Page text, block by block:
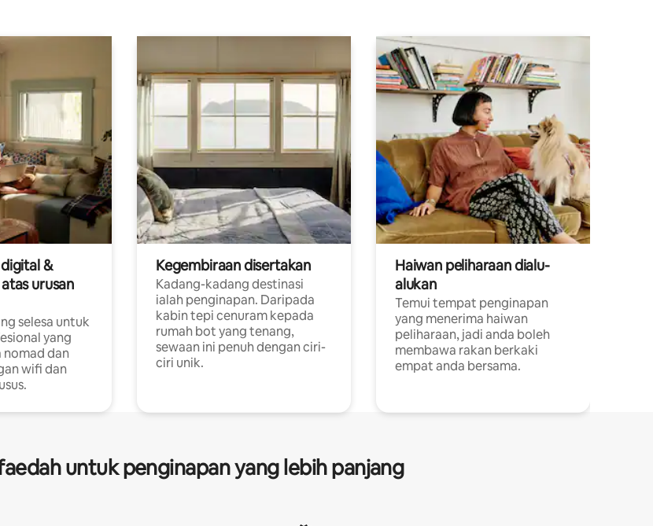
&
urusan
selesa untuk
yang
nomad dan
wifi dan
Kegembiraan disertakan
Kadang-kadang destinasi
ialah penginapan. Daripada
kabin tepi cenuram kepada
rumah bot yang tenang,
sewaan ini penuh dengan ciri-
ciri unik.
Haiwan peliharaan dialu-
alukan
Temui tempat penginapan
yang menerima haiwan
peliharaan, jadi anda boleh
membawa rakan berkaki
empat anda bersama.
untuk penginapan yang lebih panjang